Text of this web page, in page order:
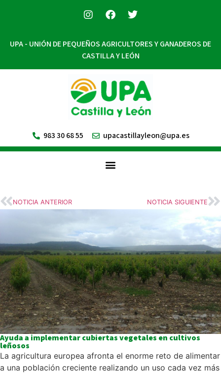
UPA - UNIÓN DE PEQUEÑOS AGRICULTORES Y GANADEROS DE
CASTILLA Y LEÓN
983 30 68 55 upacastillayleon@upa.es
NOTICIA ANTERIOR NOTICIA SIGUIENTE
Ayuda a implementar cubiertas vegetales en cultivos
leñosos
La agricultura europea afronta el enorme reto de alimentar
a una población creciente realizando un uso cada vez más